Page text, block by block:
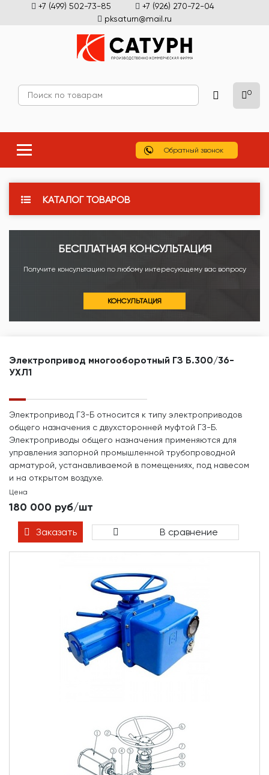
+7 (499) 502-73-85
+7 (926) 270-72-04
pksaturn@mail.ru
0
Обратный звонок
КАТАЛОГ ТОВАРОВ
БЕСПЛАТНАЯ КОНСУЛЬТАЦИЯ
Получите консультацию по любому интересующему вас вопросу
КОНСУЛЬТАЦИЯ
Электропривод многооборотный ГЗ Б.300/36-
УХЛ1
Электропривод ГЗ-Б относится к типу электроприводов
общего назначения с двухсторонней муфтой ГЗ-Б.
Электроприводы общего назначения применяются для
управления запорной промышленной трубопроводной
арматурой, устанавливаемой в помещениях, под навесом
и на открытом воздухе.
Цена
180 000 руб/шт
Заказать В сравнение